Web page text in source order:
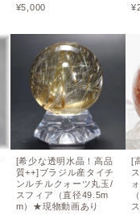
¥5,000
[希少な透明水晶！高品
質++]ブラジル産タイチ
ンルチルクォーツ丸玉/
スフィア（直径49.5m
m）★現物動画あり
¥
[